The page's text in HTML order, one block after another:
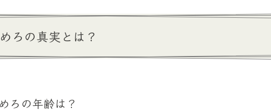
ろの真実とは？
ろの年齢は？